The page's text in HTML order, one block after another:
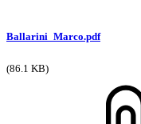
Ballarini_Marco.pdf
(86.1 KB)